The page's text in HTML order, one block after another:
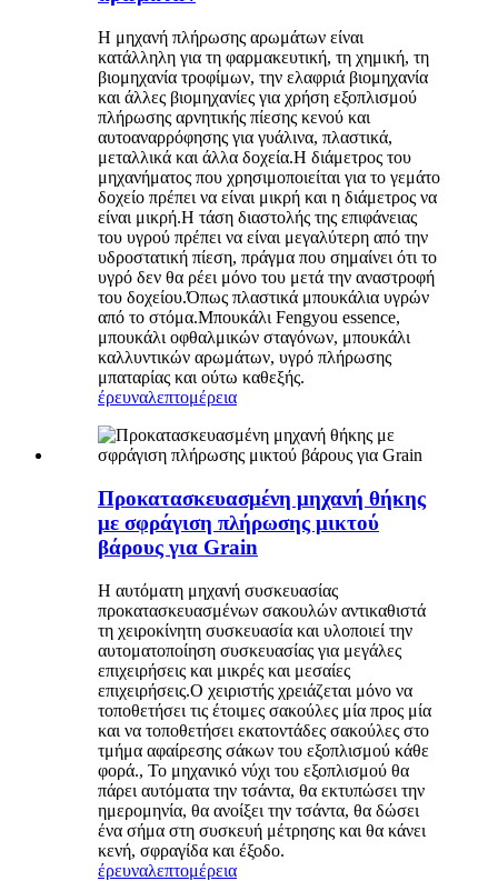
Η μηχανή πλήρωσης αρωμάτων είναι
κατάλληλη για τη φαρμακευτική, τη χημική, τη
βιομηχανία τροφίμων, την ελαφριά βιομηχανία
και άλλες βιομηχανίες για χρήση εξοπλισμού
πλήρωσης αρνητικής πίεσης κενού και
αυτοαναρρόφησης για γυάλινα, πλαστικά,
μεταλλικά και άλλα δοχεία.Η διάμετρος του
μηχανήματος που χρησιμοποιείται για το γεμάτο
δοχείο πρέπει να είναι μικρή και η διάμετρος να
είναι μικρή.Η τάση διαστολής της επιφάνειας
του υγρού πρέπει να είναι μεγαλύτερη από την
υδροστατική πίεση, πράγμα που σημαίνει ότι το
υγρό δεν θα ρέει μόνο του μετά την αναστροφή
του δοχείου.Όπως πλαστικά μπουκάλια υγρών
από το στόμα.Μπουκάλι Fengyou essence,
μπουκάλι οφθαλμικών σταγόνων, μπουκάλι
καλλυντικών αρωμάτων, υγρό πλήρωσης
μπαταρίας και ούτω καθεξής.
έρευναλεπτομέρεια
Προκατασκευασμένη μηχανή θήκης
με σφράγιση πλήρωσης μικτού
βάρους για Grain
Η αυτόματη μηχανή συσκευασίας
προκατασκευασμένων σακουλών αντικαθιστά
τη χειροκίνητη συσκευασία και υλοποιεί την
αυτοματοποίηση συσκευασίας για μεγάλες
επιχειρήσεις και μικρές και μεσαίες
επιχειρήσεις.Ο χειριστής χρειάζεται μόνο να
τοποθετήσει τις έτοιμες σακούλες μία προς μία
και να τοποθετήσει εκατοντάδες σακούλες στο
τμήμα αφαίρεσης σάκων του εξοπλισμού κάθε
φορά., Το μηχανικό νύχι του εξοπλισμού θα
πάρει αυτόματα την τσάντα, θα εκτυπώσει την
ημερομηνία, θα ανοίξει την τσάντα, θα δώσει
ένα σήμα στη συσκευή μέτρησης και θα κάνει
κενή, σφραγίδα και έξοδο.
έρευναλεπτομέρεια